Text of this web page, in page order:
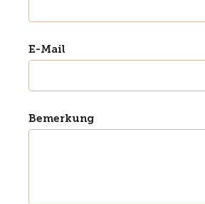
E-Mail
Bemerkung